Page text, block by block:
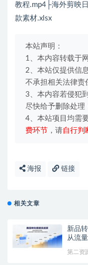
教程.mp4├海外剪映
款素材.xlsx
本站声明：
1、本内容转载于
2、本站仅提供信
不承担相关法律责
3、本内容若侵犯
尽快给予删除处理
4、本站项目均需
费环节 ，请自行判
海报 链接
相关文章
新品
从流
第二资